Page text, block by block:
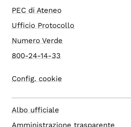
PEC di Ateneo
Ufficio Protocollo
Numero Verde
800-24-14-33
Config. cookie
Albo ufficiale
Amministrazione trasparente